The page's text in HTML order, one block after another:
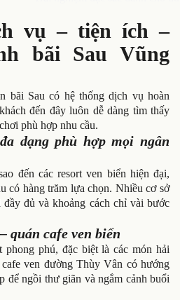
vụ – tiện ích –
bãi Sau Vũng
bãi Sau có hệ thống dịch vụ hoàn
đến đây luôn dễ dàng tìm thấy
phù hợp nhu cầu.
dạng phù hợp mọi ngân
đến các resort ven biển hiện đại,
có hàng trăm lựa chọn. Nhiều cơ sở
đủ và khoảng cách chỉ vài bước
quán cafe ven biển
phong phú, đặc biệt là các món hải
ven đường Thùy Vân có hướng
để ngồi thư giãn và ngắm cảnh buổi